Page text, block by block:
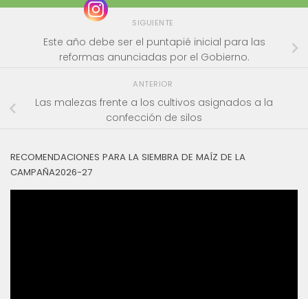
SIGUIENTE
Este año debe ser el puntapié inicial para las
reformas anunciadas por el Gobierno.
ANTERIOR
Las malezas frente a los cultivos asignados a la
confección de silos
RECOMENDACIONES PARA LA SIEMBRA DE MAÍZ DE LA
CAMPAÑA2026-27